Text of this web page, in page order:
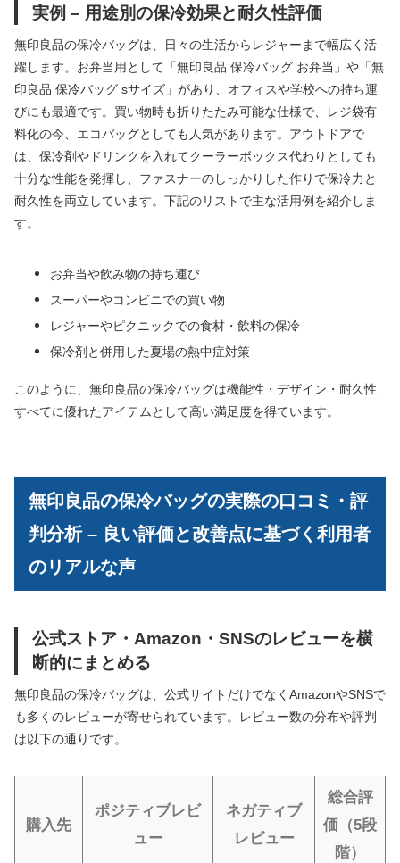
実例 – 用途別の保冷効果と耐久性評価
無印良品の保冷バッグは、日々の生活からレジャーまで幅広く活
躍します。お弁当用として「無印良品 保冷バッグ お弁当」や「無
印良品 保冷バッグ sサイズ」があり、オフィスや学校への持ち運
びにも最適です。買い物時も折りたたみ可能な仕様で、レジ袋有
料化の今、エコバッグとしても人気があります。アウトドアで
は、保冷剤やドリンクを入れてクーラーボックス代わりとしても
十分な性能を発揮し、ファスナーのしっかりした作りで保冷力と
耐久性を両立しています。下記のリストで主な活用例を紹介しま
す。
お弁当や飲み物の持ち運び
スーパーやコンビニでの買い物
レジャーやピクニックでの食材・飲料の保冷
保冷剤と併用した夏場の熱中症対策
このように、無印良品の保冷バッグは機能性・デザイン・耐久性
すべてに優れたアイテムとして高い満足度を得ています。
無印良品の保冷バッグの実際の口コミ・評
判分析 – 良い評価と改善点に基づく利用者
のリアルな声
公式ストア・Amazon・SNSのレビューを横
断的にまとめる
無印良品の保冷バッグは、公式サイトだけでなくAmazonやSNSで
も多くのレビューが寄せられています。レビュー数の分布や評判
は以下の通りです。
購入先
ポジティブレビ
ュー
ネガティブ
レビュー
総合評
価（5段
階）